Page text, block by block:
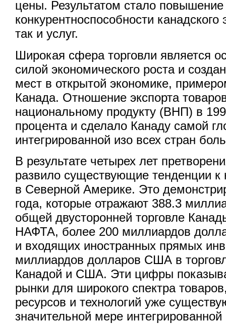
цены. Результатом стало
конкурентноспособности канадского
так и услуг.
Широкая сфера торговли является
силой экономического роста и
мест в открытой экономике,
Канада. Отношение экспорта
национальному продукту (ВНП) в
процента и сделало Канаду самой
интегрированной изо всех стран
В результате четырех лет
развило существующие тенденции к
в Северной Америке. Это
года, которые отражают 388.3
общей двусторонней торговле
НАФТА, более 200 миллиардов
и входящих иностранных прямых
миллиардов долларов США в
Канадой и США. Эти цифры
рынки для широкого спектра
ресурсов и технологий уже
значительной мере